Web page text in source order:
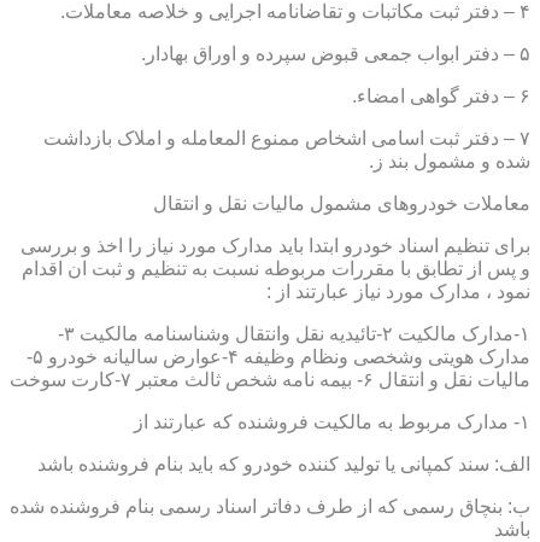
۴ – دفتر ثبت مکاتبات و تقاضانامه اجرایی و خلاصه معاملات.
۵ – دفتر ابواب جمعی قبوض سپرده و اوراق بهادار.
۶ – دفتر گواهی امضاء.
۷ – دفتر ثبت اسامی اشخاص ممنوع المعامله و املاک بازداشت
شده و مشمول بند ز.
معاملات خودروهای مشمول مالیات نقل و انتقال
برای تنظیم اسناد خودرو ابتدا باید مدارک مورد نیاز را اخذ و بررسی
و پس از تطابق با مقررات مربوطه نسبت به تنظیم و ثبت ان اقدام
نمود ، مدارک مورد نیاز عبارتند از :
۱-مدارک مالکیت ۲-تائیدیه نقل وانتقال وشناسنامه مالکیت ۳-
مدارک هویتی وشخصی ونظام وظیفه ۴-عوارض سالیانه خودرو ۵-
مالیات نقل و انتقال ۶- بیمه نامه شخص ثالث معتبر ۷-کارت سوخت
۱- مدارک مربوط به مالکیت فروشنده که عبارتند از
الف: سند کمپانی یا تولید کننده خودرو که باید بنام فروشنده باشد
ب: بنچاق رسمی که از طرف دفاتر اسناد رسمی بنام فروشنده شده
باشد